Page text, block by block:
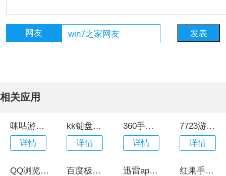
网友
相关应用
咪咕游戏盒子
详情
kk键盘最新版本
详情
360手机卫士最新版
详情
7723游戏盒最新版本2023
详情
QQ浏览器2023官方版
百度极速版app官方最新版
迅雷app手机版
红果手游平台官网版